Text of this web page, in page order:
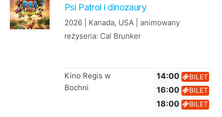
Psi Patrol i dinozaury
2026 | Kanada, USA | animowany
reżyseria: Cal Brunker
Kino Regis w
Bochni
14:00 BILET
16:00 BILET
18:00 BILET